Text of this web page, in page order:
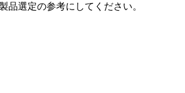
品選定の参考にしてください。